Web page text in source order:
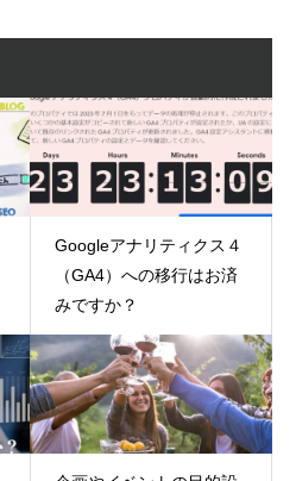
Googleアナリティクス４
（GA4）への移行はお済
みですか？